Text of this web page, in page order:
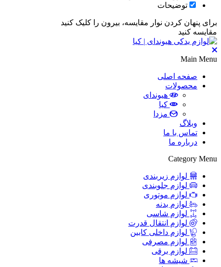
توضیحات
برای پنهان کردن نوار مقایسه، بیرون را کلیک کنید
مقایسه کنید
Main Menu
صفحه اصلی
محصولات
هیوندای
کیا
مزدا
وبلاگ
تماس با ما
درباره ما
Category Menu
لوازم زیربندی
لوازم جلوبندی
لوازم موتوری
لوازم بدنه
لوازم شاسی
لوازم انتقال قدرت
لوازم داخلی کابین
لوازم مصرفی
لوازم برقی
شیشه ها